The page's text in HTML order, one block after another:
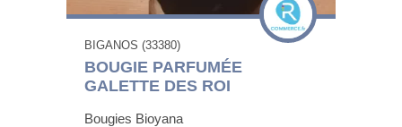
BIGANOS (33380)
BOUGIE PARFUMÉE
GALETTE DES ROI
Bougies Bioyana